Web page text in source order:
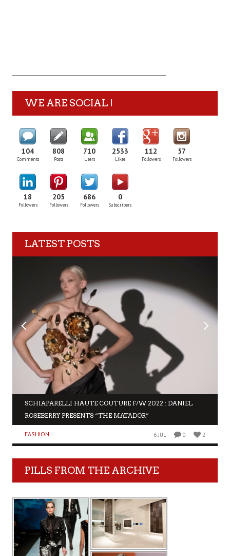
WE ARE SOCIAL !
104
Comments
808
Posts
710
Users
2533
Likes
112
Followers
57
Followers
18
Followers
205
Followers
686
Followers
0
Subscribers
LATEST POSTS
SCHIAPARELLI HAUTE COUTURE F/W 2022 : DANIEL
ROSEBERRY PRESENTS “THE MATADOR”
FASHION 6 JUL 0 2
PILLS FROM THE ARCHIVE